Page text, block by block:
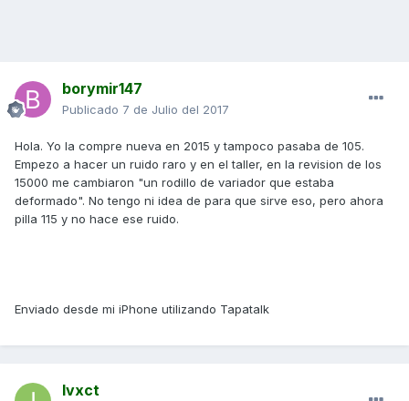
borymir147
Publicado 7 de Julio del 2017
Hola. Yo la compre nueva en 2015 y tampoco pasaba de 105.
Empezo a hacer un ruido raro y en el taller, en la revision de los
15000 me cambiaron "un rodillo de variador que estaba
deformado". No tengo ni idea de para que sirve eso, pero ahora
pilla 115 y no hace ese ruido.
Enviado desde mi iPhone utilizando Tapatalk
Ivxct